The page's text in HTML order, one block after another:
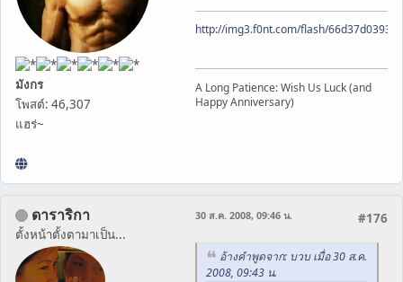
มังกร
โพสต์: 46,307
แฮร่~
http://img3.f0nt.com/flash/
A Long Patience: Wish Us Luck (and
Happy Anniversary)
ดาราริกา
ตั้งหน้าตั้งตามาเป็น...
#176
30 ส.ค. 2008, 09:46 น.
อ้างคำพูดจาก: บวบ เมื่อ 30 ส.ค.
2008, 09:43 น.